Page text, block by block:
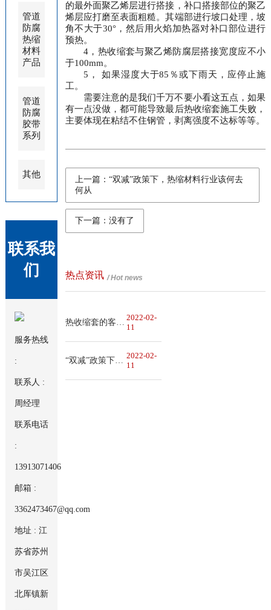
管道
防腐
热缩
材料
产品
管道
防腐
胶带
系列
其他
联系我
们
服务热线
:
联系人 :
周经理
联系电话
:
13913071406
邮箱 :
3362473467@qq.com
地址 : 江
苏省苏州
市吴江区
北厍镇新
的最外面聚乙烯层进行搭接，补口搭接部位的聚乙
烯层应打磨至表面粗糙。其端部进行坡口处理，坡
角不大于30°，然后用火焰加热器对补口部位进行
预热。
4，热收缩套与聚乙烯防腐层搭接宽度应不小
于100mm。
5， 如果湿度大于85％或下雨天，应停止施
工。
需要注意的是我们千万不要小看这五点，如果
有一点没做，都可能导致最后热收缩套施工失败，
主要体现在粘结不住钢管，剥离强度不达标等等。
上一篇：“双减”政策下，热缩材料行业该何去
何从
下一篇：没有了
热点资讯 / Hot news
热收缩套的客观施工条件有哪些
2022-02-
11
“双减”政策下，热缩材料行业该何去何从
2022-02-
11